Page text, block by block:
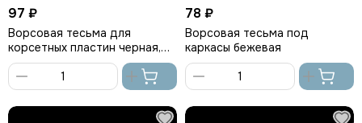
97 ₽
Ворсовая тесьма для
корсетных пластин черная,
Arta-F
корзину
78 ₽
Ворсовая тесьма под
каркасы бежевая
корзину